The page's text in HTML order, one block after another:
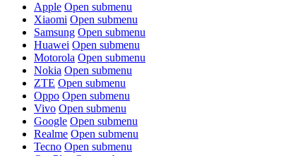
Apple Open submenu
Xiaomi Open submenu
Samsung Open submenu
Huawei Open submenu
Motorola Open submenu
Nokia Open submenu
ZTE Open submenu
Oppo Open submenu
Vivo Open submenu
Google Open submenu
Realme Open submenu
Tecno Open submenu